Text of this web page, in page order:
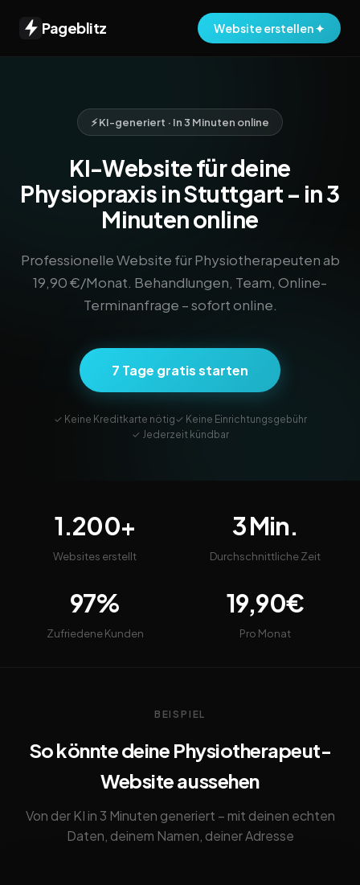
Pageblitz Website erstellen ✦
⚡ KI-generiert · In 3 Minuten online
KI-Website für deine
Physiopraxis in Stuttgart – in 3
Minuten online
Professionelle Website für Physiotherapeuten ab
19,90 €/Monat. Behandlungen, Team, Online-
Terminanfrage – sofort online.
7 Tage gratis starten
✓ Keine Kreditkarte nötig✓ Keine Einrichtungsgebühr
✓ Jederzeit kündbar
1.200+
Websites erstellt
3 Min.
Durchschnittliche Zeit
97%
Zufriedene Kunden
19,90€
Pro Monat
BEISPIEL
So könnte deine Physiotherapeut-
Website aussehen
Von der KI in 3 Minuten generiert – mit deinen echten
Daten, deinem Namen, deiner Adresse